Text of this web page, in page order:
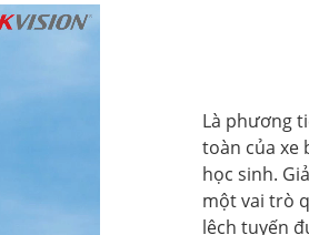
Là phương
toàn của xe
học sinh.
một vai trò
lệch tuyến